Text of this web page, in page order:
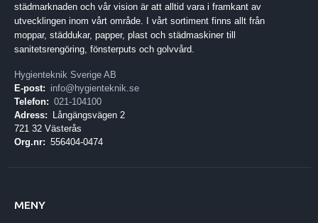
städmarknaden och vår vision är att alltid vara i framkant av
utvecklingen inom vårt område. I vårt sortiment finns allt från
moppar, städdukar, papper, plast och städmaskiner till
sanitetsrengöring, fönsterputs och golvvård.
Hygienteknik Sverige AB
E-post: info@hygienteknik.se
Telefon: 021-104100
Adress: Långängsvägen 2
721 32 Västerås
Org.nr: 556404-0474
MENY